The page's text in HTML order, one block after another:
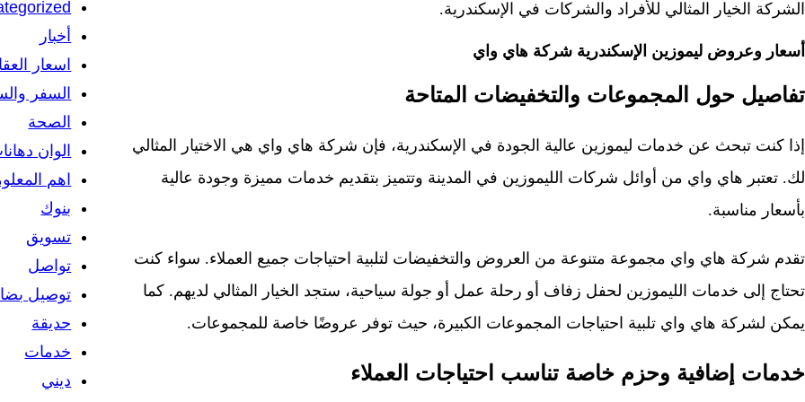
الشركة الخيار المثالي للأفراد والشركات في الإسكندرية.
أسعار وعروض ليموزين الإسكندرية شركة هاي واي
تفاصيل حول المجموعات والتخفيضات المتاحة
إذا كنت تبحث عن خدمات ليموزين عالية الجودة في الإسكندرية، فإن شركة هاي واي هي الاختيار المثالي
لك. تعتبر هاي واي من أوائل شركات الليموزين في المدينة وتتميز بتقديم خدمات مميزة وجودة عالية
بأسعار مناسبة.
تقدم شركة هاي واي مجموعة متنوعة من العروض والتخفيضات لتلبية احتياجات جميع العملاء. سواء كنت
تحتاج إلى خدمات الليموزين لحفل زفاف أو رحلة عمل أو جولة سياحية، ستجد الخيار المثالي لديهم. كما
يمكن لشركة هاي واي تلبية احتياجات المجموعات الكبيرة، حيث توفر عروضًا خاصة للمجموعات.
خدمات إضافية وحزم خاصة تناسب احتياجات العملاء
أخبار
اسعار
السفر
الصحة
الوان
اهم
بنوك
تسويق
تواصل
توصيل
حديقة
خدمات
ديني